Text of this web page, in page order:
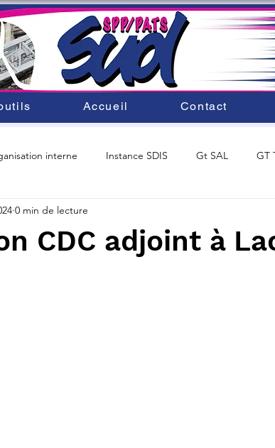
Accueil Contact
interne Instance SDIS Gt SAL GT
du personnel
CDC adjoint à
0 min de lecture